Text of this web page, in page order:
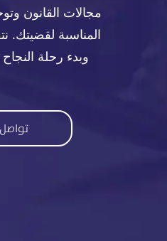
مجالات القانون
المناسبة لقضيتك.
وبدء رحلة
تواصل